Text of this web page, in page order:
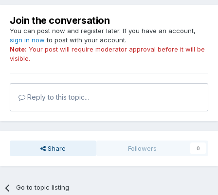
Join the conversation
You can post now and register later. If you have an account,
sign in now to post with your account.
Note: Your post will require moderator approval before it will be
visible.
Reply to this topic...
Share Followers 0
Go to topic listing